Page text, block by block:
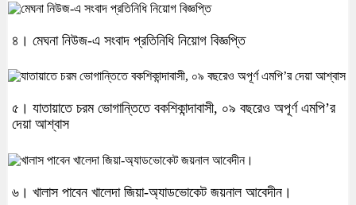
৪। মেঘনা নিউজ-এ সংবাদ প্রতিনিধি নিয়োগ বিজ্ঞপ্তি
৫। যাতায়াতে চরম ভোগান্তিতে বকশিকান্দাবাসী, ০৯ বছরেও অপূর্ণ এমপি’র
দেয়া আশ্বাস
৬। খালাস পাবেন খালেদা জিয়া-অ্যাডভোকেট জয়নাল আবেদীন।